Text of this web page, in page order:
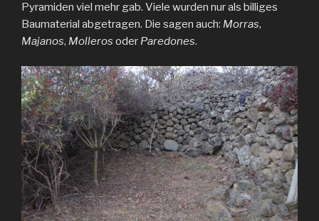
Pyramiden viel mehr gab. Viele wurden nur als billiges
Baumaterial abgetragen. Die sagen auch: Morras,
Majanos, Molleros oder Paredones.